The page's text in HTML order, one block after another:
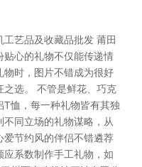
艺品及收藏品批发 莆田
心的礼物不仅能传递情
时，图片不错成为很好
之选。 不管是鲜花、巧克
恤，每一种礼物皆有其独
同立场的礼物谋略，从
节约风的伴侣不错遴荐
系数制作手工礼物，如